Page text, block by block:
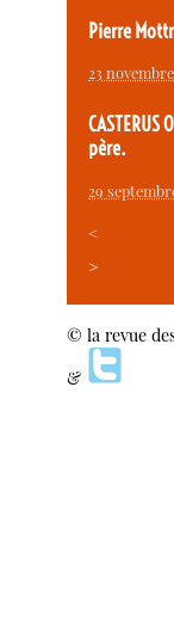
Pierre
23
père.
29
<
>
© la revue
&